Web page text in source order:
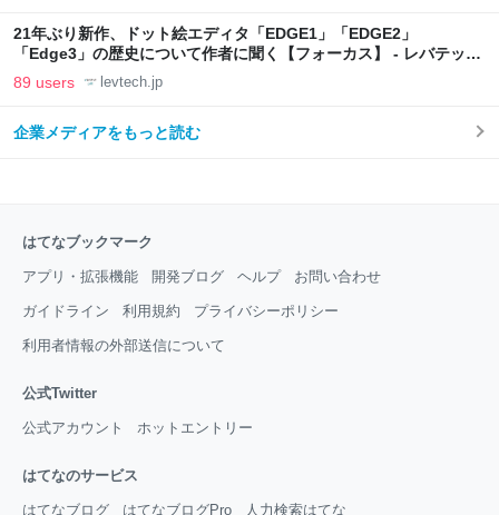
21年ぶり新作、ドット絵エディタ「EDGE1」「EDGE2」
「Edge3」の歴史について作者に聞く【フォーカス】 - レバテック
LAB
89 users levtech.jp
企業メディアをもっと読む
はてなブックマーク
アプリ・拡張機能 開発ブログ ヘルプ お問い合わせ
ガイドライン 利用規約 プライバシーポリシー
利用者情報の外部送信について
公式Twitter
公式アカウント ホットエントリー
はてなのサービス
はてなブログ はてなブログPro 人力検索はてな